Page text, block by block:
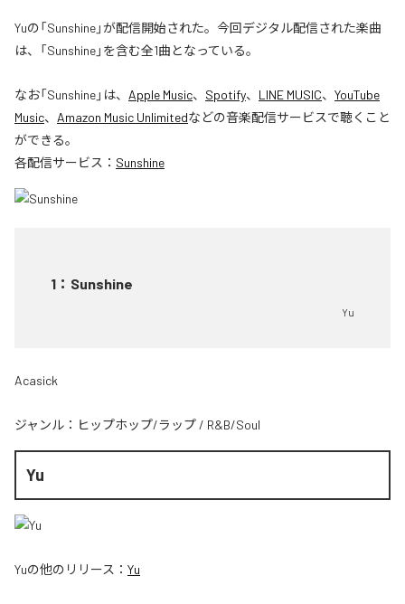
Yuの「Sunshine」が配信開始された。今回デジタル配信された楽曲
は、「Sunshine」を含む全1曲となっている。
なお「Sunshine」は、 Apple Music、 Spotify、 LINE MUSIC、 YouTube
Music、 Amazon Music Unlimitedなどの音楽配信サービスで聴くこと
ができる。
各配信サービス： Sunshine
1 ： Sunshine
Yu
Acasick
ジャンル： ヒップホップ/ラップ / R&B/Soul
Yu
Yuの他のリリース： Yu